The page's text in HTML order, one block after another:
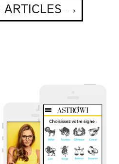
ARTICLES →